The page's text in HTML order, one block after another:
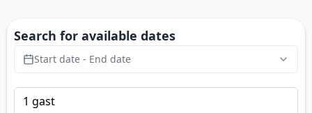
Search for available dates
Start date - End date